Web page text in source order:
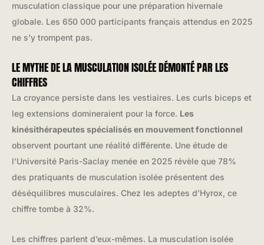
musculation classique pour une préparation hivernale
globale. Les 650 000 participants français attendus en 2025
ne s’y trompent pas.
LE MYTHE DE LA MUSCULATION ISOLÉE DÉMONTÉ PAR LES
CHIFFRES
La croyance persiste dans les vestiaires. Les curls biceps et
leg extensions domineraient pour la force. Les
kinésithérapeutes spécialisés en mouvement fonctionnel
observent pourtant une réalité différente. Une étude de
l’Université Paris-Saclay menée en 2025 révèle que 78%
des pratiquants de musculation isolée présentent des
déséquilibres musculaires. Chez les adeptes d’Hyrox, ce
chiffre tombe à 32%.
Les chiffres parlent d’eux-mêmes. La musculation isolée